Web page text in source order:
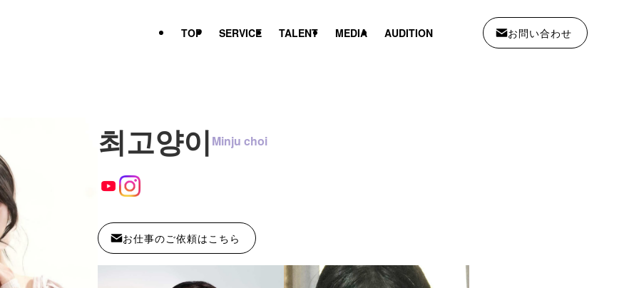
TOP SERVICE TALENT MEDIA AUDITION お問い合わせ
최고양이 Minju choi
お仕事のご依頼はこちら